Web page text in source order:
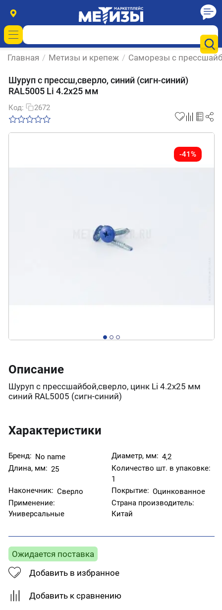
Главная / Метизы и крепеж / Саморезы с
Шуруп с прессш,сверло, синий (сигн-синий)
RAL5005 Li 4.2х25 мм
Код: 2672
-41%
Описание
Шуруп с прессшайбой,сверло, цинк Li 4.2х25 мм
синий RAL5005 (сигн-синий)
Характеристики
Бренд: No name Диаметр, мм: 4,2
Длина, мм: 25
Количество шт. в упаковке:
1
Наконечник: Сверло Покрытие: Оцинкованное
Применение:
Универсальные
Страна производитель:
Китай
Ожидается поставка
Добавить в избранное
Добавить к сравнению